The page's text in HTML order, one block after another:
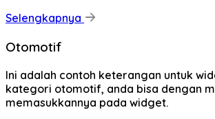
Selengkapnya
Otomotif
Ini adalah contoh keterangan untuk
kategori otomotif, anda bisa dengan
memasukkannya pada widget.